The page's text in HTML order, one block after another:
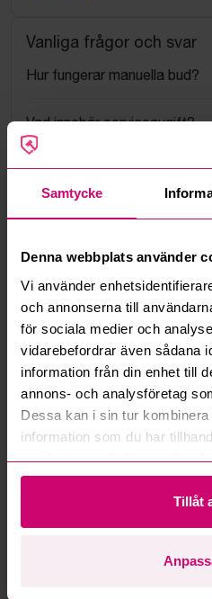
Samtycke
Denna webbplats använder
Vi använder
och annonserna till
för sociala medier och
vidarebefordrar även sådana
information från din enhet till
annons- och analysföretag
Dessa kan i sin tur
information som du har
samlat in när du har använt
Tillåt
Vanliga frågor och svar
Hur fungerar manuella bud?
Vad innebär serviceavgift?
Vad är ett reservationspris?
Hur fungerar maxbud?
Hur fungerar budmotorn?
Kan jag ångra ett bud?
Kan ni frakta mina vunna
Läs fler
Mer från samma kategori